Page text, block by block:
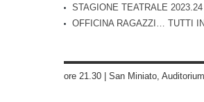
STAGIONE TEATRALE
OFFICINA RAGAZZI… TUTTI
ore 21.30 | San Miniato,